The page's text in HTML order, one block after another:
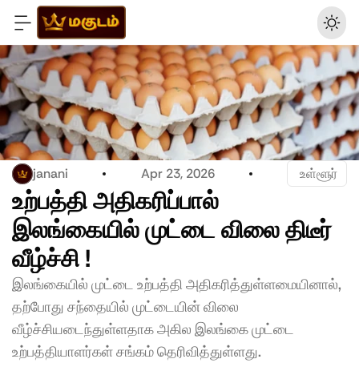
janani Apr 23, 2026 உள்ளூர்
உற்பத்தி அதிகரிப்பால்
இலங்கையில் முட்டை விலை திடீர்
வீழ்ச்சி !
இலங்கையில் முட்டை உற்பத்தி அதிகரித்துள்ளமையினால்,
தற்போது சந்தையில் முட்டையின் விலை
வீழ்ச்சியடைந்துள்ளதாக அகில இலங்கை முட்டை
உற்பத்தியாளர்கள் சங்கம் தெரிவித்துள்ளது.